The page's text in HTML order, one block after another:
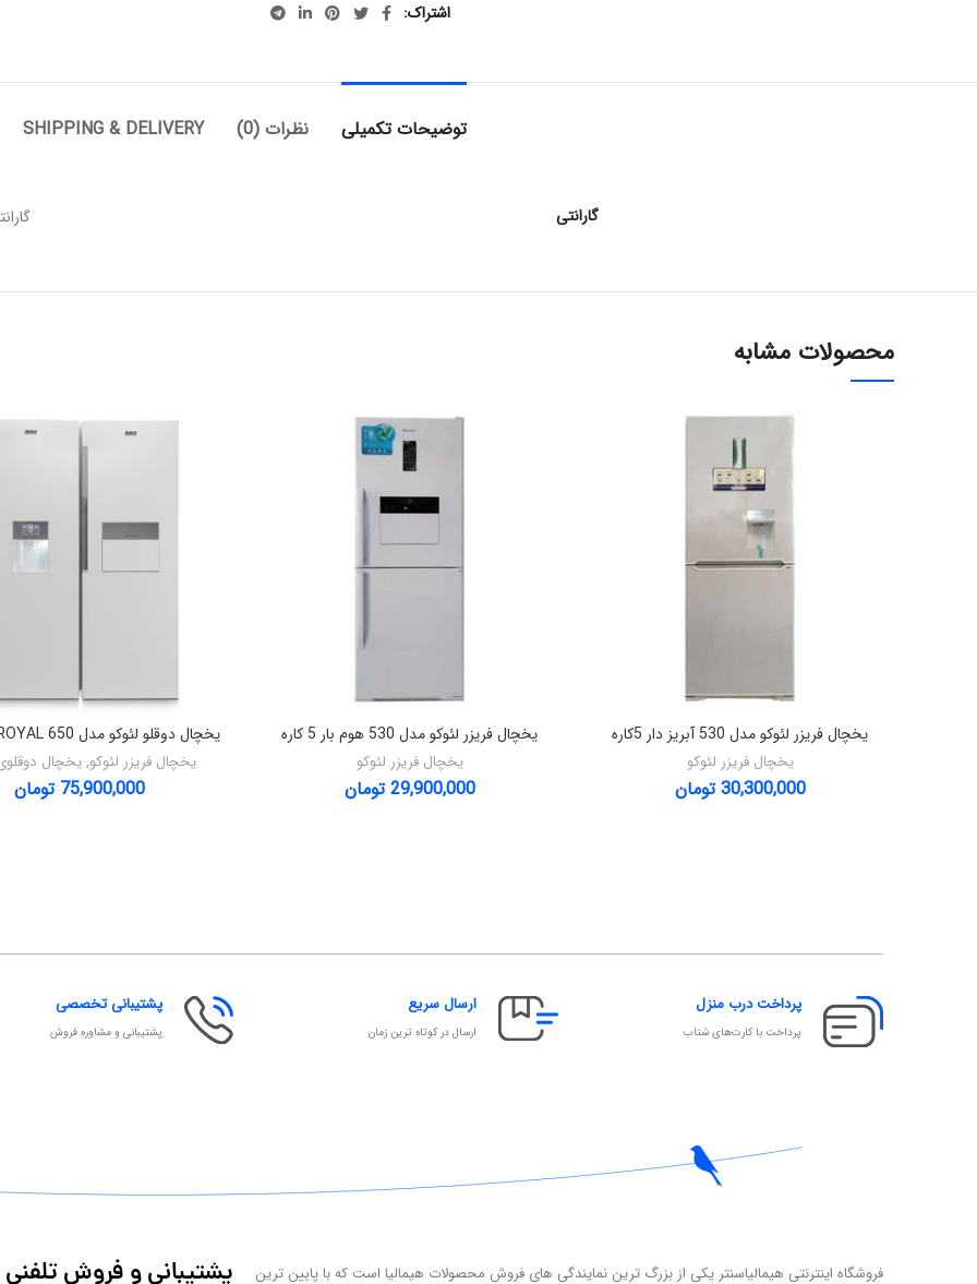
اشتراک
توضیحات تکمیلی نظرات (0) SHIPPING & DELIVERY
گارانتی گارانتی 30
محصولات مشابه
یخچال فریزر لئوکو مدل 530 آبریز دار 5کاره
یخچال فریزر لئوکو
30,300,000 تومان
یخچال فریزر لئوکو مدل 530 هوم بار 5 کاره
یخچال فریزر لئوکو
29,900,000 تومان
یخچال دوقلو لئوکو مدل ROYAL 650 نوفراست
یخچال فریزر لئوکو,یخچال
75,900,000 تومان
پرداخت درب منزل
پرداخت با کارت‌های شتاب
ارسال سریع
ارسال در کوتاه ترین زمان
پشتیبانی تخصصی
پشتیبانی و مشاوره فروش
فروشگاه اینترنتی هیمالیاسنتر یکی از بزرگ ترین نمایندگی های فروش محصولات هیمالیا است که با پایین ترین پشتیبانی و فروش تلفنی